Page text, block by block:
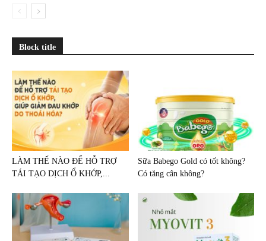
Block title
LÀM THẾ NÀO ĐỂ HỖ TRỢ
TÁI TẠO DỊCH Ổ KHỚP,...
Sữa Babego Gold có tốt không?
Có tăng cân không?